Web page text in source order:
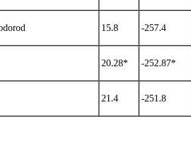
15.8 -257.4
20.28* -252.87*
21.4 -251.8